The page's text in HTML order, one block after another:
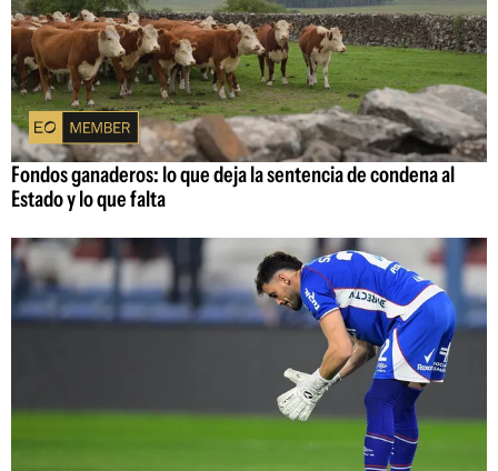
Fondos ganaderos: lo que deja la sentencia de condena al
Estado y lo que falta